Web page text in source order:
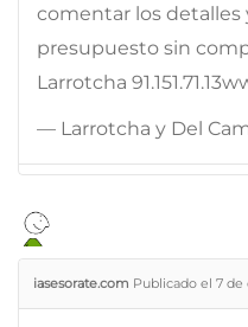
comentar los detalles
presupuesto sin
Larrotcha
— Larrotcha y Del
iasesorate.com Publicado el 7